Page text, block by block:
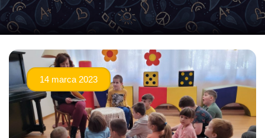
14 marca 2023